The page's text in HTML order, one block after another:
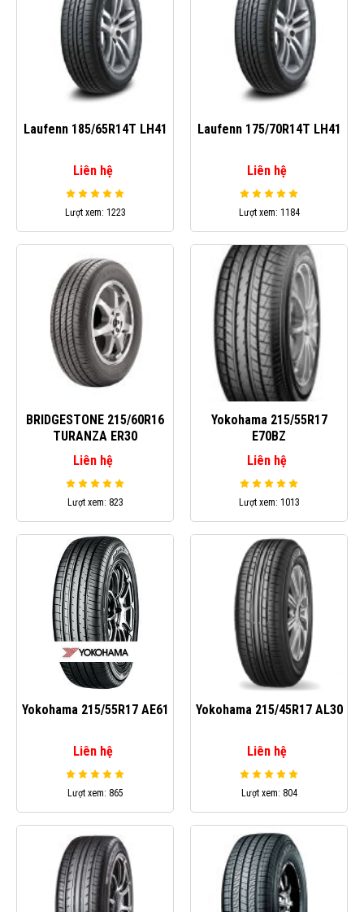
Laufenn 185/65R14T LH41
Liên hệ
Lượt xem: 1223
Laufenn 175/70R14T LH41
Liên hệ
Lượt xem: 1184
BRIDGESTONE 215/60R16
TURANZA ER30
Liên hệ
Lượt xem: 823
Yokohama 215/55R17
E70BZ
Liên hệ
Lượt xem: 1013
Yokohama 215/55R17 AE61
Liên hệ
Lượt xem: 865
Yokohama 215/45R17 AL30
Liên hệ
Lượt xem: 804